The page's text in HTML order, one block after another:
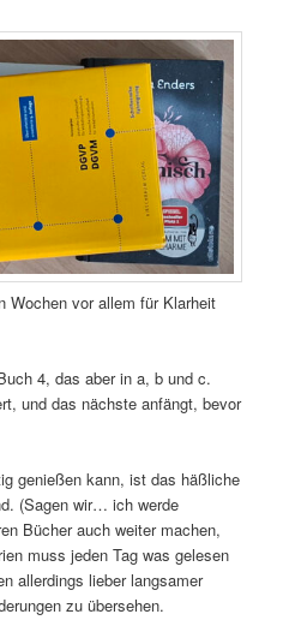
Wochen vor allem für Klarheit
4, das aber in a, b und c.
und das nächste anfängt, bevor
genießen kann, ist das häßliche
(Sagen wir… ich werde
Bücher auch weiter machen,
muss jeden Tag was gelesen
allerdings lieber langsamer
zu übersehen.